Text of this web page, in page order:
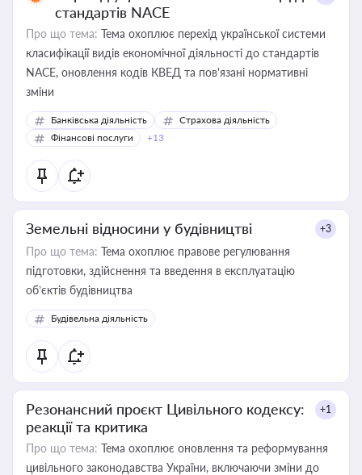
стандартів NACE
Про що тема: Тема охоплює перехід української системи
класифікації видів економічної діяльності до стандартів
NACE, оновлення кодів КВЕД та пов'язані нормативні
зміни
Банківська діяльність
Страхова діяльність
Фінансові послуги
+13
Земельні відносини у будівництві +3
Про що тема: Тема охоплює правове регулювання
підготовки, здійснення та введення в експлуатацію
об’єктів будівництва
Будівельна діяльність
Резонансний проєкт Цивільного кодексу:
реакції та критика
+1
Про що тема: Тема охоплює оновлення та реформування
цивільного законодавства України, включаючи зміни до